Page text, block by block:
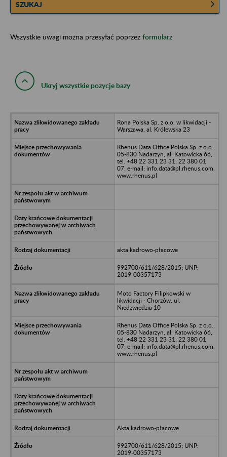
SZUKAJ
Wszystkie uwagi można przesyłać poprzez formularz
Ukryj wszystkie pozycje bazy
Rona Polska Sp. z o.o. w likwidacji -
Warszawa, al. Królewska 23
Rhenus Data Office Polska Sp. z o.o.,
05-830 Nadarzyn, al. Katowicka 66,
tel. +48 22 331 23 31; 22 380 01
07; e-mail: info.data@pl.rhenus.com,
www.rhenus.pl
akta kadrowo-płacowe
992700/611/628/2015; UNP:
2019-00357173
Moto Factory Filipkowski w
likwidacji - Chorzów, ul.
Niedzwiedzia 10
Rhenus Data Office Polska Sp. z o.o.,
05-830 Nadarzyn, al. Katowicka 66,
tel. +48 22 331 23 31; 22 380 01
07; e-mail: info.data@pl.rhenus.com,
www.rhenus.pl
Akta kadrowo-płacowe
992700/611/628/2015; UNP:
2019-00357173